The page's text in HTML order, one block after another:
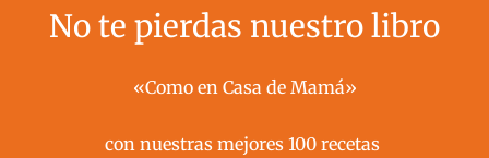
No te pierdas nuestro libro
«Como en Casa de Mamá»
con nuestras mejores 100 recetas ​